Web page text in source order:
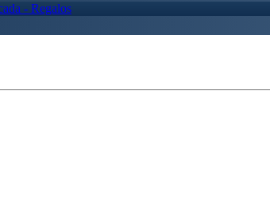
- Regalos